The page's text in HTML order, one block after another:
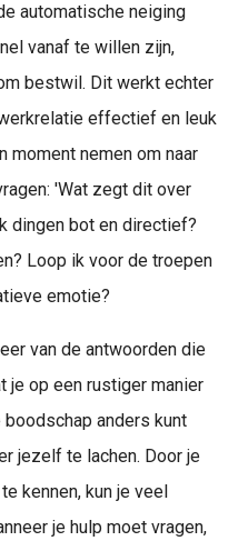
automatische neiging
vanaf te willen zijn,
bestwil. Dit werkt echter
effectief en leuk
moment nemen om naar
'Wat zegt dit over
dingen bot en directief?
Loop ik voor de troepen
emotie?
van de antwoorden die
je op een rustiger manier
anders kunt
jezelf te lachen. Door je
kennen, kun je veel
je hulp moet vragen,